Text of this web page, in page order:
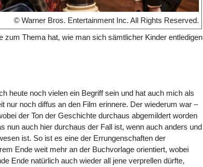
© Warner Bros. Entertainment Inc. All Rights Reserved.
Thema hat, wie man sich sämtlicher Kinder entledigen
heute noch vielen ein Begriff sein und hat auch mich als
nur noch diffus an den Film erinnere. Der wiederum war –
der Ton der Geschichte durchaus abgemildert worden
nun auch hier durchaus der Fall ist, wenn auch anders und
ist. So ist es eine der Errungenschaften der
Ende weit mehr an der Buchvorlage orientiert, wobei
Ende natürlich auch wieder all jene verprellen dürfte,